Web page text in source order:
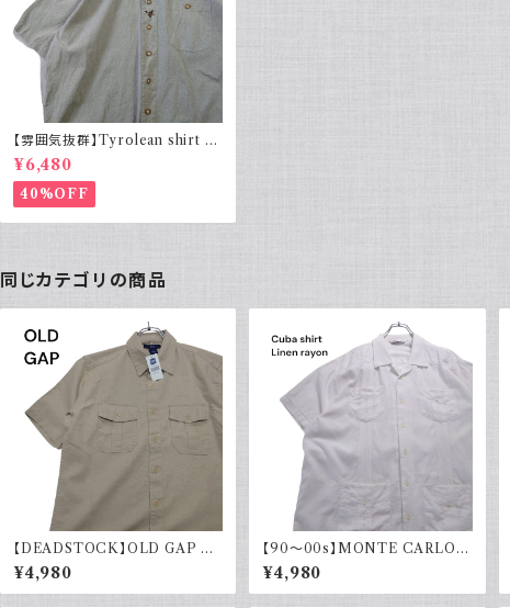
【雰囲気抜群】Tyrolean shirt 半
袖チロリアンシャツ 刺繍 ゆるだぼ
¥6,480
40%OFF
同じカテゴリの商品
【DEADSTOCK】OLD GAP オ
ールドギャップ コットンリネンシャ
ツ 半袖 タグ付き 00s 古着
¥4,980
【90～00s】MONTE CARLO
キューバシャツ リネン レーヨン 半
袖シャツ ホワイト 白 古着 オープ
ンカラー 開襟
¥4,980